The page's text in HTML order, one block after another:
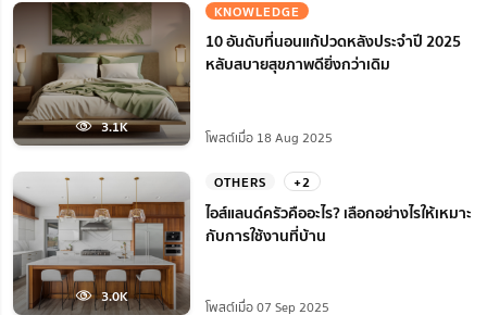
3.1K
KNOWLEDGE
10 อันดับที่นอนแก้ปวดหลังประจำปี 2025
หลับสบายสุขภาพดียิ่งกว่าเดิม
โพสต์เมื่อ 18 Aug 2025
3.0K
OTHERS +2
ไอส์แลนด์ครัวคืออะไร? เลือกอย่างไรให้เหมาะ
กับการใช้งานที่บ้าน
โพสต์เมื่อ 07 Sep 2025